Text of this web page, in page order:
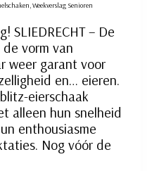
,Weekverslag Senioren
SLIEDRECHT – De
vorm van
weer garant voor
en… eieren.
eierschaak
alleen hun snelheid
enthousiasme
Nog vóór de